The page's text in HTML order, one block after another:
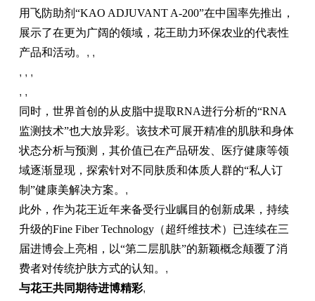
用飞防助剂“KAO ADJUVANT A-200”在中国率先推出，
展示了在更为广阔的领域，花王助力环保农业的代表性
产品和活动。 , ,
, , ,
, ,
同时，世界首创的从皮脂中提取RNA进行分析的“RNA
监测技术”也大放异彩。该技术可展开精准的肌肤和身体
状态分析与预测，其价值已在产品研发、医疗健康等领
域逐渐显现，探索针对不同肤质和体质人群的“私人订
制”健康美解决方案。 ,
此外，作为花王近年来备受行业瞩目的创新成果，持续
升级的Fine Fiber Technology（超纤维技术）已连续在三
届进博会上亮相，以“第二层肌肤”的新颖概念颠覆了消
费者对传统护肤方式的认知。 ,
与花王共同期待进博精彩,